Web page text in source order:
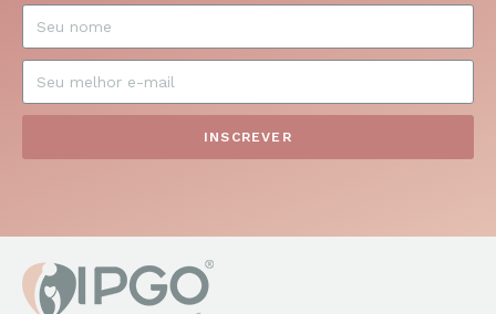
INSCREVER